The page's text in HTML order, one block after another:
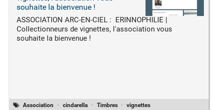
souhaite la bienvenue !
ASSOCIATION ARC-EN-CIEL : ERINNOPHILIE |
Collectionneurs de vignettes, l'association vous
souhaite la bienvenue !
Association · cindarella · Timbres · vignettes